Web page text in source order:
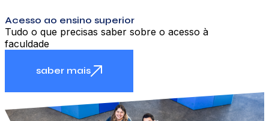
Acesso ao ensino superior
Tudo o que precisas saber sobre o acesso à
faculdade
saber mais